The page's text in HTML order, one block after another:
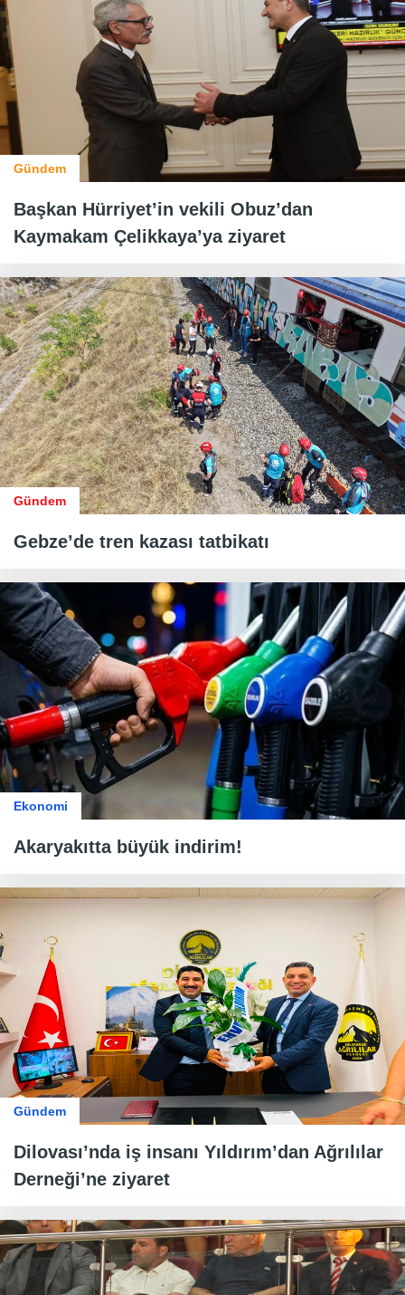
Gündem
Başkan Hürriyet’in vekili Obuz’dan
Kaymakam Çelikkaya’ya ziyaret
Gündem
Gebze’de tren kazası tatbikatı
Ekonomi
Akaryakıtta büyük indirim!
Gündem
Dilovası’nda iş insanı Yıldırım’dan Ağrılılar
Derneği’ne ziyaret